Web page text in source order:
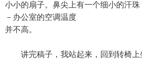
小小的扇子。鼻尖上有一个细小的汗珠
－办公室的空调温度
并不高。
讲完稿子，我站起来，回到转椅上